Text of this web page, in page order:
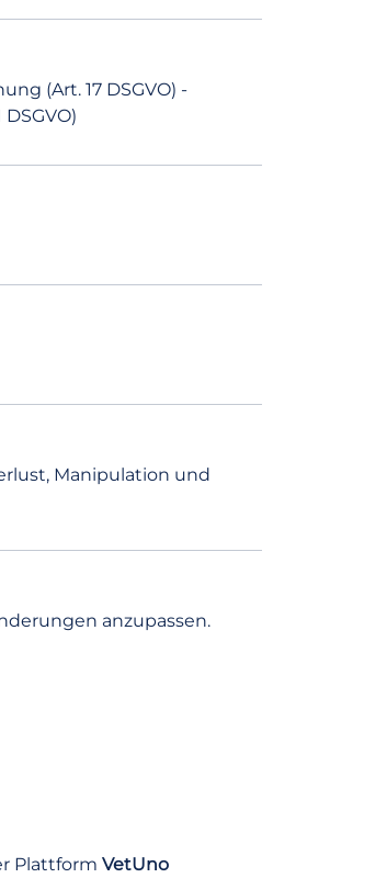
(Art. 17 DSGVO) -
Manipulation und
anzupassen.
Plattform VetUno